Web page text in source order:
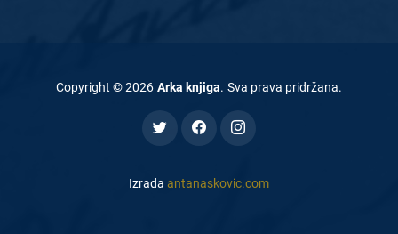
Copyright ©2026 Arka knjiga. Sva prava pridržana.
Izrada antanaskovic.com